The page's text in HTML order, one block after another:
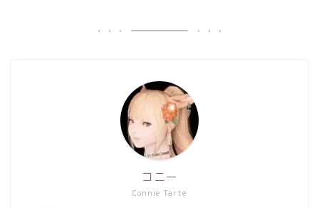
Connie Tarte
コニー